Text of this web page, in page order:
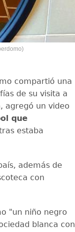
compartió una
de su visita a
agregó un video
que
estaba
además de
con
"un niño negro
blanca con